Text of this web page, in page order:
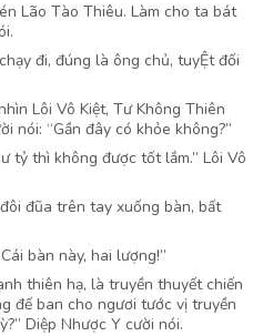
Lão Tào Thiêu. Làm cho ta bát
đi, đúng là ông chủ, tuyỆt đối
Lôi Vô Kiệt, Tư Không Thiên
nói: “Gần đây có khỏe không?”
tỷ thì không được tốt lắm.” Lôi Vô
đũa trên tay xuống bàn, bất
bàn này, hai lượng!”
thiên hạ, là truyền thuyết chiến
đế ban cho ngươi tước vị truyền
Diệp Nhược Y cười nói.